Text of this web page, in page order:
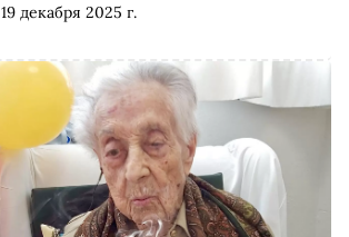
19 декабря 2025 г.